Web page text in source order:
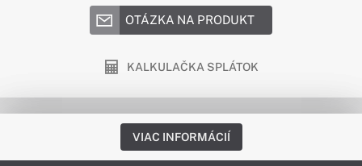
OTÁZKA NA PRODUKT
KALKULAČKA SPLÁTOK
VIAC INFORMÁCIÍ